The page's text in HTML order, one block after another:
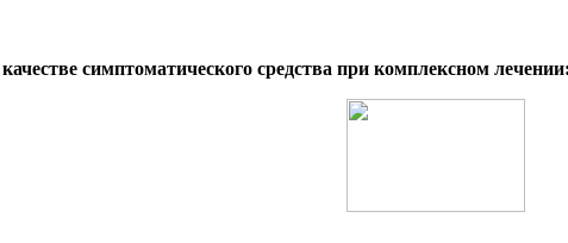
симптоматического средства при комплексном лечении: